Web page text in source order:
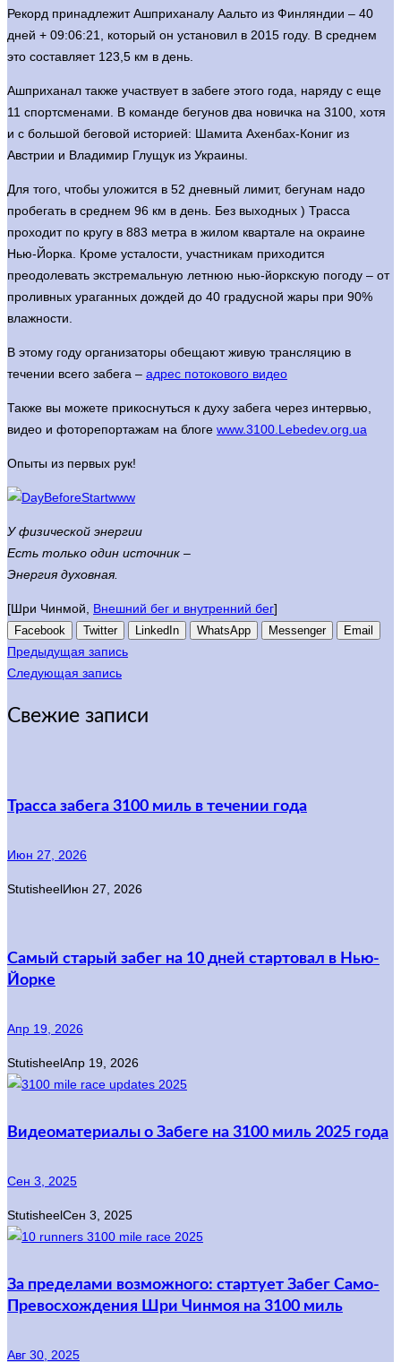
Рекорд принадлежит Ашприханалу Аальто из Финляндии – 40
дней + 09:06:21, который он установил в 2015 году. В среднем
это составляет 123,5 км в день.
Ашприханал также участвует в забеге этого года, наряду с еще
11 спортсменами. В команде бегунов два новичка на 3100, хотя
и с большой беговой историей: Шамита Ахенбах-Кониг из
Австрии и Владимир Глущук из Украины.
Для того, чтобы уложится в 52 дневный лимит, бегунам надо
пробегать в среднем 96 км в день. Без выходных ) Трасса
проходит по кругу в 883 метра в жилом квартале на окраине
Нью-Йорка. Кроме усталости, участникам приходится
преодолевать экстремальную летнюю нью-йоркскую погоду – от
проливных ураганных дождей до 40 градусной жары при 90%
влажности.
В этому году организаторы обещают живую трансляцию в
течении всего забега – адрес потокового видео
Также вы можете прикоснуться к духу забега через интервью,
видео и фоторепортажам на блоге www.3100.Lebedev.org.ua
Опыты из первых рук!
У физической энергии
Есть только один источник –
Энергия духовная.
[Шри Чинмой, Внешний бег и внутренний бег]
Facebook Twitter LinkedIn WhatsApp Messenger Email
Предыдущая запись
Следующая запись
Свежие записи
Трасса забега 3100 миль в течении года
Июн 27, 2026
StutisheelИюн 27, 2026
Самый старый забег на 10 дней стартовал в Нью-
Йорке
Апр 19, 2026
StutisheelАпр 19, 2026
Видеоматериалы о Забеге на 3100 миль 2025 года
Сен 3, 2025
StutisheelСен 3, 2025
За пределами возможного: стартует Забег Само-
Превосхождения Шри Чинмоя на 3100 миль
Авг 30, 2025